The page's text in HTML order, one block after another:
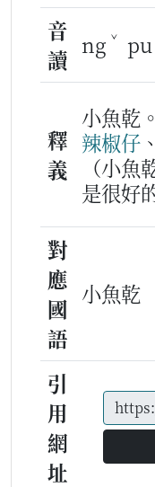
音
讀
ng ˇ pu
釋
義
小魚乾。
辣椒仔 、
（小魚
是很好
對
應
國
語
小魚乾
引
用
網
址